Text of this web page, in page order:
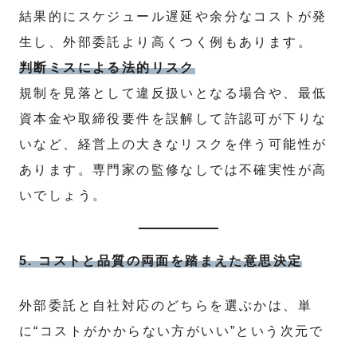
結果的にスケジュール遅延や余分なコストが発
生し、外部委託より高くつく例もあります。
判断ミスによる法的リスク
規制を見落として違反扱いとなる場合や、最低
資本金や取締役要件を誤解して許認可が下りな
いなど、経営上の大きなリスクを伴う可能性が
あります。専門家の監修なしでは不確実性が高
いでしょう。
5. コストと品質の両面を踏まえた意思決定
外部委託と自社対応のどちらを選ぶかは、単
に“コストがかからない方がいい”という次元で